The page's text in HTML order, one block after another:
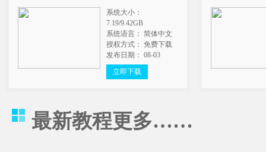
系统大小：
7.19/9.42GB
系统语言： 简体中文
授权方式： 免费下载
发布日期： 08-03
立即下载
最新教程更多……